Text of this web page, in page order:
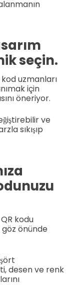
seçin.
uzmanları
için
öneriyor.
ve
sıkışıp
kodu
göz önünde
desen ve renk